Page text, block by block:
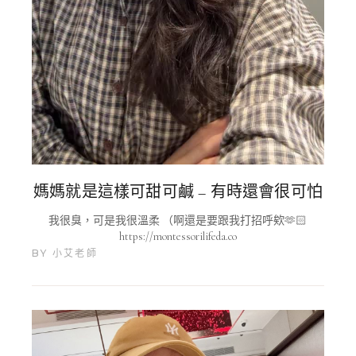
媽媽就是這樣可甜可鹹 – 有時還會很可怕
我很臭，可是我很溫柔 （啊還是要跟我打招呼欸🫶🏻
https://montessorilifeda.co
BY 小艾老師